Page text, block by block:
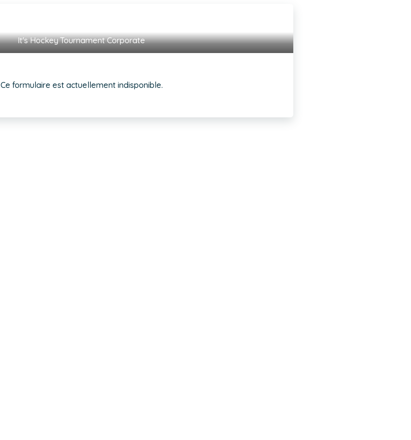
It's Hockey Tournament Corporate
Ce formulaire est actuellement indisponible.